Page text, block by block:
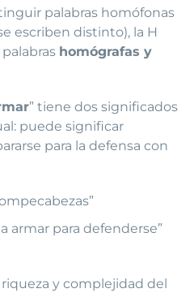
palabras homófonas
escriben distinto), la H
homógrafas y
” tiene dos significados
puede significar
para la defensa con
armar para defenderse”
y complejidad del